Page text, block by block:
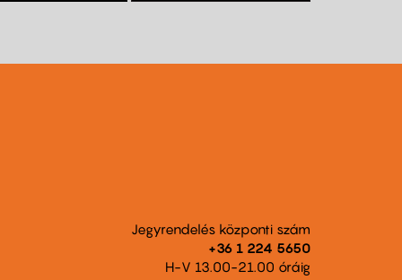
Jegyrendelés központi szám
+36 1 224 5650
H-V 13.00-21.00 óráig